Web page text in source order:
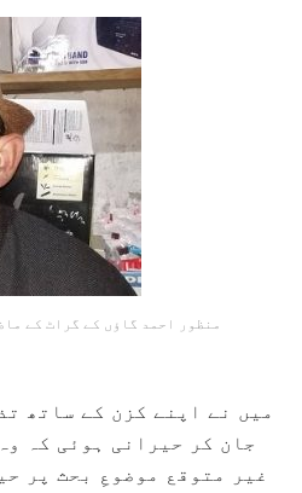
منظور احمد گاؤں کے گراٹ کے
میں نے اپنے کزن کے ساتھ
جان کر حیرانی ہوئی کہ
غیر متوقع موضوعِ بحث پر